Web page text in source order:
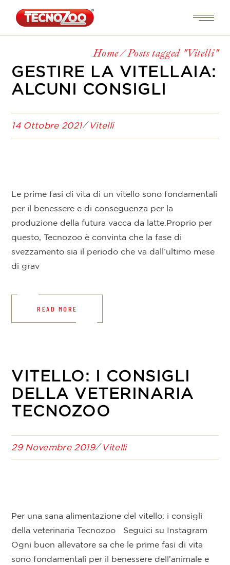
Home Posts tagged "Vitelli"
GESTIRE LA VITELLAIA:
ALCUNI CONSIGLI
14 Ottobre 2021 Vitelli
Le prime fasi di vita di un vitello sono fondamentali
per il benessere e di conseguenza per la
produzione della futura vacca da latte.Proprio per
questo, Tecnozoo è convinta che la fase di
svezzamento sia il periodo che va dall’ultimo mese
di grav
READ MORE
VITELLO: I CONSIGLI
DELLA VETERINARIA
TECNOZOO
29 Novembre 2019 Vitelli
Per una sana alimentazione del vitello: i consigli
della veterinaria Tecnozoo Seguici su Instagram
Ogni buon allevatore sa che le prime fasi di vita
sono fondamentali per il benessere dell’animale e